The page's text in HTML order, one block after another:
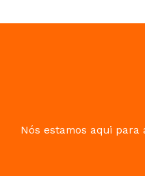
Nós estamos aqui